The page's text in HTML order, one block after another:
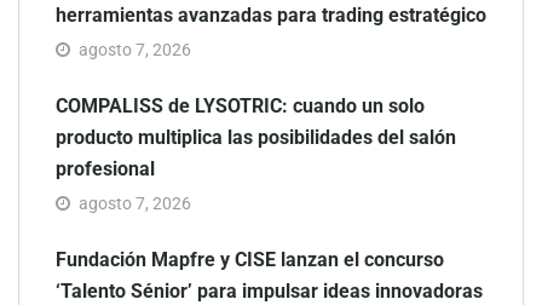
herramientas avanzadas para trading estratégico
agosto 7, 2026
COMPALISS de LYSOTRIC: cuando un solo
producto multiplica las posibilidades del salón
profesional
agosto 7, 2026
Fundación Mapfre y CISE lanzan el concurso
‘Talento Sénior’ para impulsar ideas innovadoras